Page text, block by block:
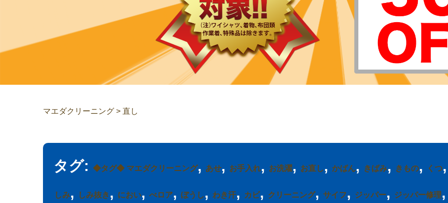
マエダクリーニング > 直し
タグ: ◆タグ◆ マエダクリーニング, あせ, お手入れ, お洗濯, お直し , かばん, きばみ, きもの, くつ,
しみ, しみ抜き , におい, べロア, ぼうし , わき汗, カビ, クリーニング, サイフ, ジッパー, ジッパー修理,